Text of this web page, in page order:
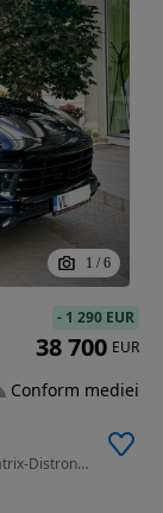
1 / 6
2894 cm3 • 440 CP • Porsche Cayenne S 440 CP! Matrix-Distronic-Pano, Etc ! Proprietar !
- 1 290 EUR
38 700 EUR
Conform mediei